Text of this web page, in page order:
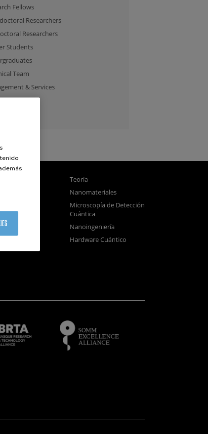
Fellows
Researchers
Researchers
Students
Team
& Services
Researchers
Teoría
Nanomateriales
Microscopía de Detección
Cuántica
Nanoingeniería
Hardware Cuántico